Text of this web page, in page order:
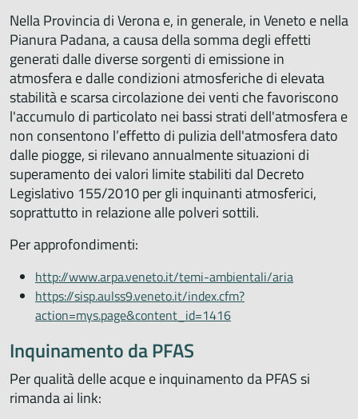
Nella Provincia di Verona e, in generale, in Veneto e nella
Pianura Padana, a causa della somma degli effetti
generati dalle diverse sorgenti di emissione in
atmosfera e dalle condizioni atmosferiche di elevata
stabilità e scarsa circolazione dei venti che favoriscono
l'accumulo di particolato nei bassi strati dell'atmosfera e
non consentono l’effetto di pulizia dell'atmosfera dato
dalle piogge, si rilevano annualmente situazioni di
superamento dei valori limite stabiliti dal Decreto
Legislativo 155/2010 per gli inquinanti atmosferici,
soprattutto in relazione alle polveri sottili.
Per approfondimenti:
http://www.arpa.veneto.it/temi-ambientali/aria
https://sisp.aulss9.veneto.it/index.cfm?
action=mys.page&content_id=1416
Inquinamento da PFAS
Per qualità delle acque e inquinamento da PFAS si
rimanda ai link: